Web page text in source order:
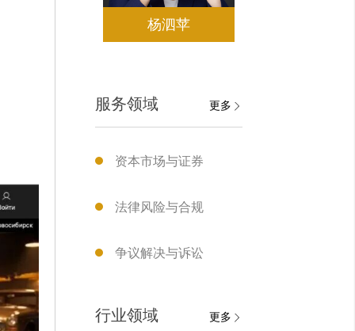
杨泗苹
服务领域 更多
资本市场与证券
法律风险与合规
争议解决与诉讼
行业领域 更多